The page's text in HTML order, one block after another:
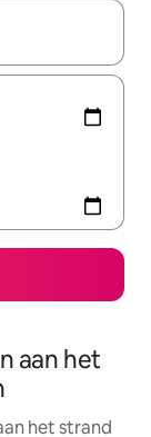
je een keuze
aan het
het strand